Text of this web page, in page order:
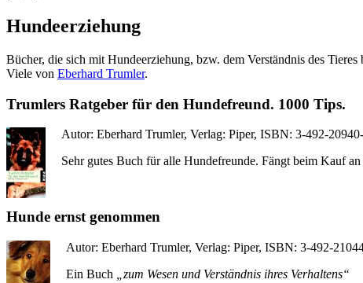
Hundeerziehung
Bücher, die sich mit Hundeerziehung, bzw. dem Verständnis des Tieres
Viele von Eberhard Trumler.
Trumlers Ratgeber für den Hundefreund. 1000 Tips.
Autor: Eberhard Trumler, Verlag: Piper, ISBN: 3-492-
Sehr gutes Buch für alle Hundefreunde. Fängt beim Kauf
Hunde ernst genommen
Autor: Eberhard Trumler, Verlag: Piper, ISBN: 3-492-
Ein Buch
„zum Wesen und Verständnis ihres Verhaltens“